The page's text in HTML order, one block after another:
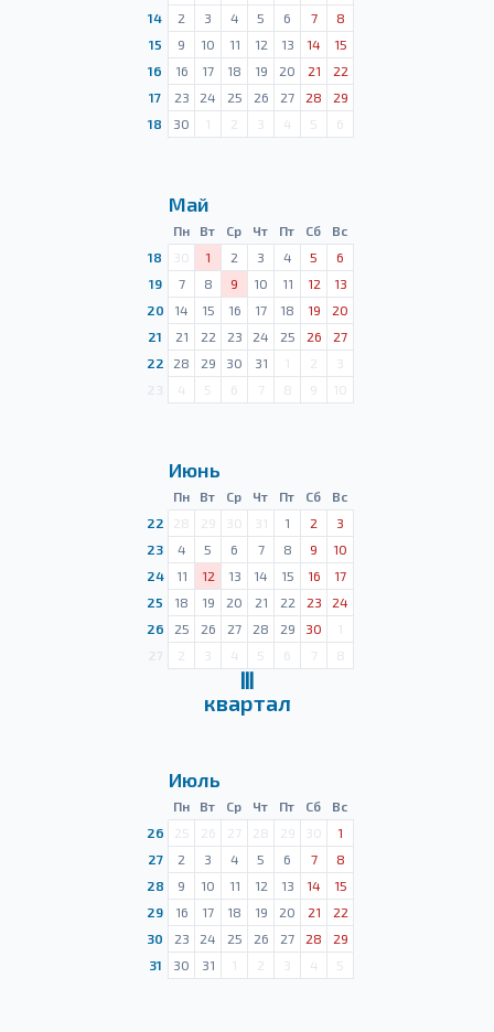
14
2 3 4 5 6 7
8
15
9 10 11 12 13 14
15
16
16 17 18 19 20 21
22
17
23 24 25 26 27 28
29
18
30 1 2 3 4 5 6
Май
Пн Вт Ср Чт Пт Сб
Вс
18
30 1 2 3 4 5
6
19
7 8 9 10 11 12
13
20
14 15 16 17 18 19
20
21
21 22 23 24 25 26
27
22
28 29 30 31 1 2
3
4 5 6 7 8 9 10
Июнь
Пн Вт Ср Чт Пт Сб
Вс
22
28 29 30 31 1 2
3
23
4 5 6 7 8 9
10
24
11 12 13 14 15 16
17
25
18 19 20 21 22 23
24
26
25 26 27 28 29 30
1
2 3 4 5 6 7 8
Ⅲ
квартал
Июль
Пн Вт Ср Чт Пт Сб
Вс
26
25 26 27 28 29 30
1
27
2 3 4 5 6 7
8
28
9 10 11 12 13 14
15
29
16 17 18 19 20 21
22
30
23 24 25 26 27 28
29
31
30 31 1 2 3 4 5